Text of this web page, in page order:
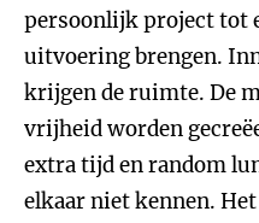
persoonlijk project tot
uitvoering brengen.
krijgen de ruimte. De
vrijheid worden
extra tijd en random
elkaar niet kennen.